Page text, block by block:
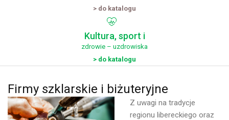
> do katalogu
Kultura, sport i
zdrowie – uzdrowiska
> do katalogu
Firmy szklarskie i biżuteryjne
Z uwagi na tradycje
regionu libereckiego oraz